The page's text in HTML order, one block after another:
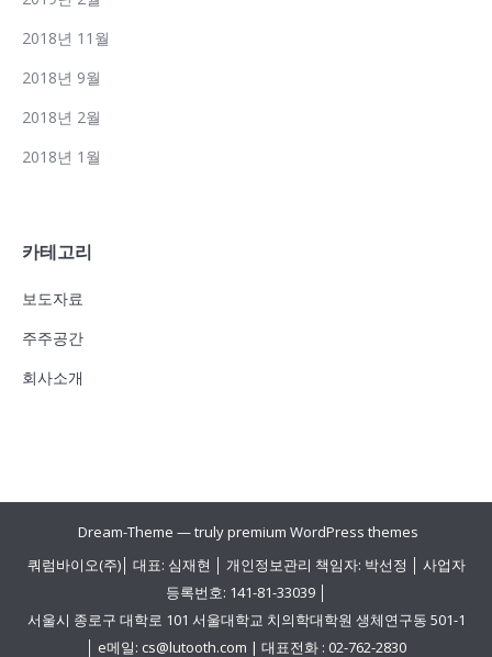
2018년 11월
2018년 9월
2018년 2월
2018년 1월
카테고리
보도자료
주주공간
회사소개
Dream-Theme — trulypremium WordPress themes
쿼럼바이오(주)│ 대표: 심재현 │ 개인정보관리 책임자: 박선정 │ 사업자
등록번호: 141-81-33039 │
서울시 종로구 대학로 101 서울대학교 치의학대학원 생체연구동 501-1
│ e메일: cs@lutooth.com | 대표전화 : 02-762-2830